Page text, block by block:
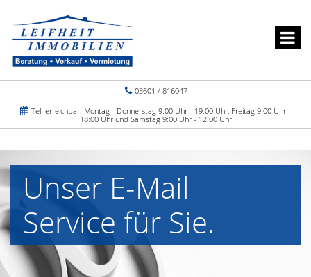
03601 / 816047
Tel. erreichbar: Montag - Donnerstag 9:00 Uhr - 19:00 Uhr, Freitag 9:00 Uhr -
18:00 Uhr und Samstag 9:00 Uhr - 12:00 Uhr
Unser E-Mail
Service für Sie.